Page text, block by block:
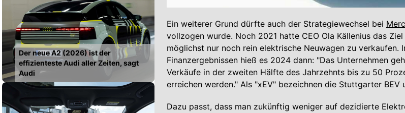
Der neue A2 (2026) ist der
effizienteste Audi aller Zeiten, sagt
Audi
Ein weiterer Grund dürfte auch der Strategiewechsel bei
vollzogen wurde. Noch 2021 hatte CEO Ola Källenius das
möglichst nur noch rein elektrische Neuwagen zu verkaufen.
Finanzergebnissen hieß es 2024 dann: "Das Unternehmen
Verkäufe in der zweiten Hälfte des Jahrzehnts bis zu 50
erreichen werden." Als "xEV" bezeichnen die Stuttgarter BEV
Dazu passt, dass man zukünftig weniger auf dezidierte